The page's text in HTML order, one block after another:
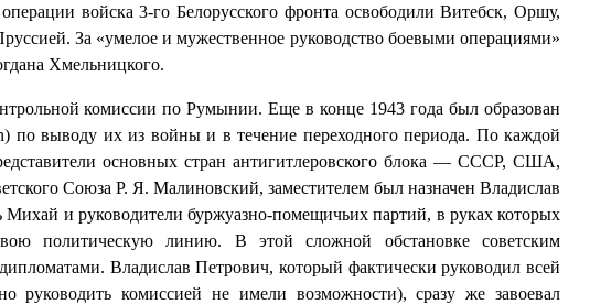
войска 3-го Белорусского фронта освободили Витебск, Оршу,
За «умелое и мужественное руководство боевыми операциями»
Хмельницкого.
комиссии по Румынии. Еще в конце 1943 года был образован
по выводу их из войны и в течение переходного периода. По каждой
основных стран антигитлеровского блока — СССР, США,
Союза Р. Я. Малиновский, заместителем был назначен Владислав
и руководители буржуазно-помещичьих партий, в руках которых
политическую линию. В этой сложной обстановке советским
Владислав Петрович, который фактически руководил всей
комиссией не имели возможности), сразу же завоевал